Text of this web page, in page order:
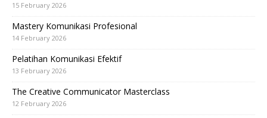
15 February 2026
Mastery Komunikasi Profesional
14 February 2026
Pelatihan Komunikasi Efektif
13 February 2026
The Creative Communicator Masterclass
12 February 2026